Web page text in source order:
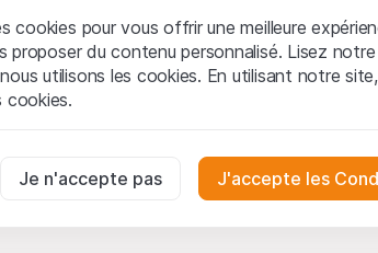
et informations juridiques
Web de Leonteq Securities AG (ci-après
vous acceptez les informations juridiques,
propriété intellectuelle (par exemple, les
cookies pour vous offrir une meilleure
proposer du contenu personnalisé. Lisez
utilisons les cookies. En utilisant notre
cookies.
au bon fonctionnement du site
Je n'accepte pas J'accepte les